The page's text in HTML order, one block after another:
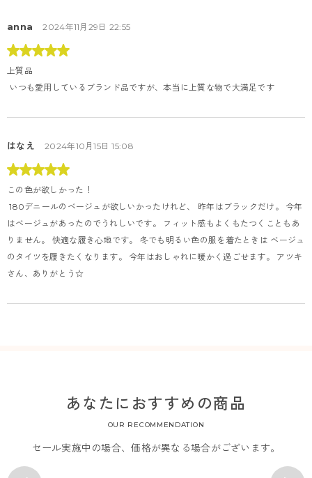
anna 2024年11月29日 22:55
上質品
いつも愛用しているブランド品ですが、本当に上質な物で大満足です
はなえ 2024年10月15日 15:08
この色が欲しかった！
180デニールのベージュが欲しいかったけれど、 昨年はブラックだけ。 今年
はベージュがあったのでうれしいです。 フィット感もよくもたつくこともあ
りません。 快適な履き心地です。 冬でも明るい色の服を着たときは ベージュ
のタイツを履きたくなります。 今年はおしゃれに暖かく過ごせます。 アツキ
さん、ありがとう☆
あなたにおすすめの商品
OUR RECOMMENDATION
セール実施中の場合、価格が異なる場合がございます。